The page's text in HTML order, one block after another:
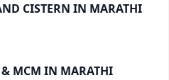
CISTERN IN MARATHI
& MCM IN MARATHI